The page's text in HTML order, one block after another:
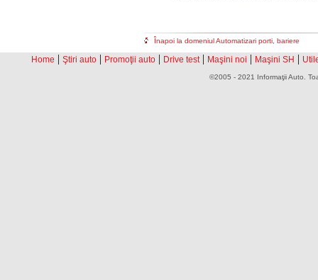
Înapoi la domeniul Automatizari porti, bariere
Home | Ştiri auto | Promoţii auto | Drive test | Maşini noi | Maşini SH |
©2005 - 2021 Informaţii Auto.